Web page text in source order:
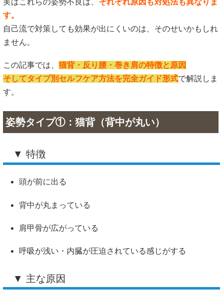
実はこれらの姿勢不良は、 それぞれ原因も対処法も異なりま
す。
自己流で対策しても効果が出にくいのは、そのせいかもしれ
ません。
この記事では、 猫背・反り腰・巻き肩の特徴と原因
そしてタイプ別セルフケア方法を完全ガイド形式で解説しま
す。
姿勢タイプ①：猫背（背中が丸い）
▼ 特徴
頭が前に出る
背中が丸まっている
肩甲骨が広がっている
呼吸が浅い・内臓が圧迫されている感じがする
▼ 主な原因